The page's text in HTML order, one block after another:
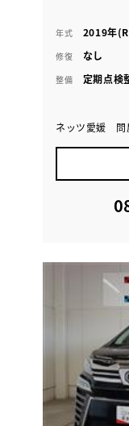
年式 2019年
修復 なし
整備 定期点検
ネッツ愛媛 問